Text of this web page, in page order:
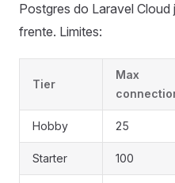
Postgres do Laravel Cloud
frente. Limites:
Tier
Max
Hobby 25
Starter 100